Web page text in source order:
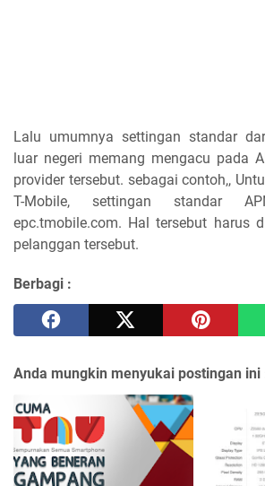
Lalu umumnya settingan standar
luar negeri memang mengacu pada
provider tersebut. sebagai contoh,,
T-Mobile, settingan standar
epc.tmobile.com. Hal tersebut harus
pelanggan tersebut.
Berbagi :
Anda mungkin menyukai postingan ini